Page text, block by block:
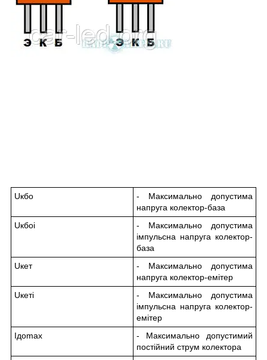
Uкбо
- Максимально допустима
напруга колектор-база
Uкбоі
- Максимально допустима
імпульсна напруга колектор-
база
Uкет
- Максимально допустима
напруга колектор-емітер
Uкеті
- Максимально допустима
імпульсна напруга колектор-
емітер
Iдоmax
- Максимально допустимий
постійний струм колектора